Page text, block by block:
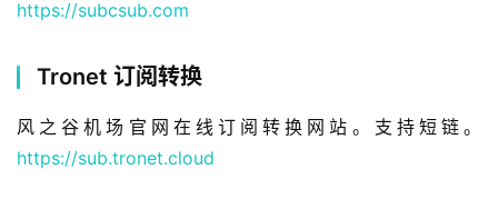
https://subcsub.com
Tronet 订阅转换
风之谷机场官网在线订阅转换网站。支持短链。
https://sub.tronet.cloud